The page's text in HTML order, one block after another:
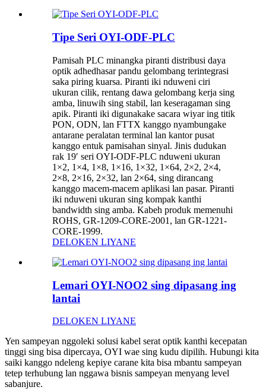
Tipe Seri OYI-ODF-PLC
Pamisah PLC minangka piranti distribusi daya
optik adhedhasar pandu gelombang terintegrasi
saka piring kuarsa. Piranti iki nduweni ciri
ukuran cilik, rentang dawa gelombang kerja sing
amba, linuwih sing stabil, lan keseragaman sing
apik. Piranti iki digunakake sacara wiyar ing titik
PON, ODN, lan FTTX kanggo nyambungake
antarane peralatan terminal lan kantor pusat
kanggo entuk pamisahan sinyal. Jinis dudukan
rak 19′ seri OYI-ODF-PLC nduweni ukuran
1×2, 1×4, 1×8, 1×16, 1×32, 1×64, 2×2, 2×4,
2×8, 2×16, 2×32, lan 2×64, sing dirancang
kanggo macem-macem aplikasi lan pasar. Piranti
iki nduweni ukuran sing kompak kanthi
bandwidth sing amba. Kabeh produk memenuhi
ROHS, GR-1209-CORE-2001, lan GR-1221-
CORE-1999.
DELOKEN LIYANE
Lemari OYI-NOO2 sing dipasang ing
lantai
DELOKEN LIYANE
Yen sampeyan nggoleki solusi kabel serat optik kanthi kecepatan
tinggi sing bisa dipercaya, OYI wae sing kudu dipilih. Hubungi kita
saiki kanggo ndeleng kepiye carane kita bisa mbantu sampeyan
tetep terhubung lan nggawa bisnis sampeyan menyang level
sabanjure.